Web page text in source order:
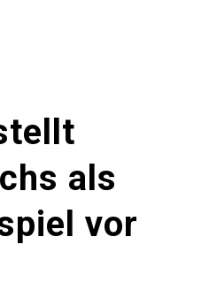
als
vor